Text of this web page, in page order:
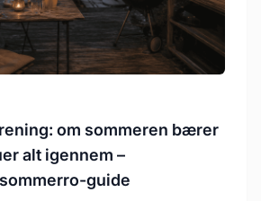
om sommeren bærer
alt igennem –
guide